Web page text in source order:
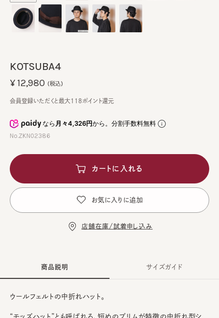
KOTSUBA4
なら月々4,326円から。分割手数料無料
No.ZKN02386
¥12,980 (税込)
会員登録いただくと最大118ポイント還元
カートに入れる
お気に入りに追加
店舗在庫/試着申し込み
商品説明
ウールフェルトの中折れハット。
“モッズハット”とも呼ばれる、短めのブリムが特徴の中折れ型シ
サイズガイド